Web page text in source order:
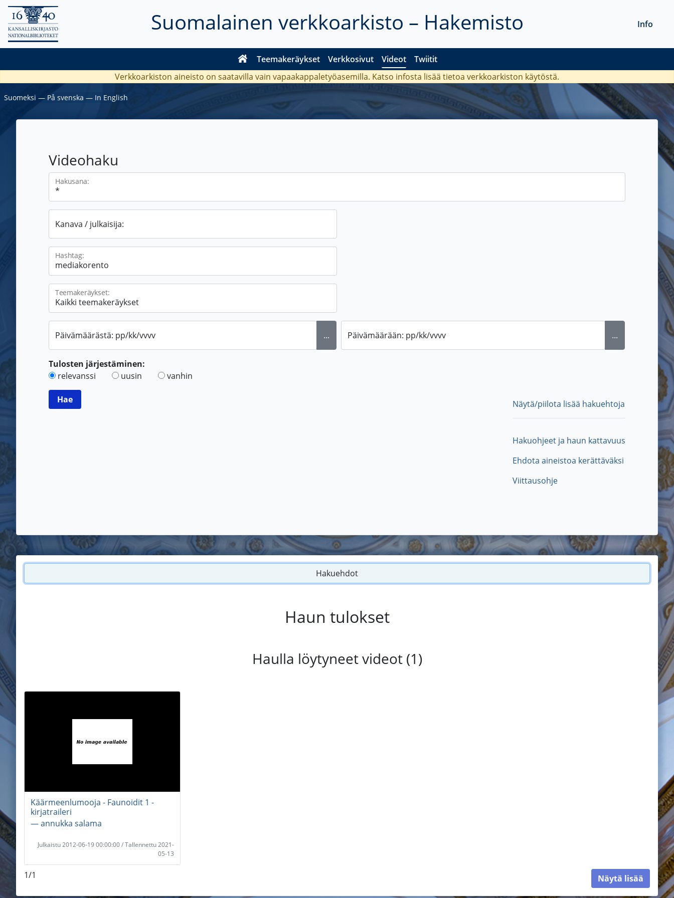
Suomalainen verkkoarkisto – Hakemisto
Teemakeräykset Verkkosivut Videot Twiitit
Info
Verkkoarkiston aineisto on saatavilla vain vapaakappaletyöasemilla. Katso infosta lisää tietoa verkkoarkiston käytöstä.
Suomeksi ― På svenska ― In English
Videohaku
Hakusana:
Kanava / julkaisija:
Hashtag:
Teemakeräykset:
Päivämäärästä: pp/kk/vvvv ... Päivämäärään: pp/kk/vvvv ...
Tulosten järjestäminen:
relevanssi
uusin vanhin
Näytä/piilota lisää hakuehtoja
Hakuohjeet ja haun kattavuus
Ehdota aineistoa kerättäväksi
Viittausohje
Hakuehdot
Haun tulokset
Haulla löytyneet videot (1)
Käärmeenlumooja - Faunoidit 1 -
kirjatraileri
― annukka salama
Julkaistu 2012-06-19 00:00:00 / Tallennettu 2021-
05-13
1/1 Näytä lisää